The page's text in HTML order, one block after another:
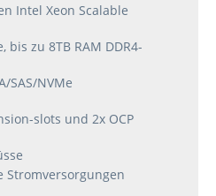
Intel Xeon Scalable
bis zu 8TB RAM DDR4-
SAS/NVMe
slots und 2x OCP
Stromversorgungen